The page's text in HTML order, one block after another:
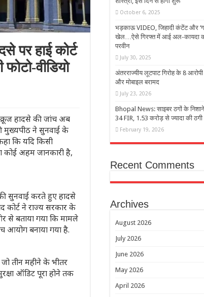
पर हाई कोर्ट
वीडियो
हादसे की जांच अब
मुख्यपीठ ने सुनवाई के
कि यदि किसी
कोई अहम जानकारी है,
सुनवाई करते हुए हादसे
कोर्ट ने राज्य सरकार के
से बताया गया कि मामले
आयोग बनाया गया है.
तीन महीने के भीतर
ऑडिट पूरा होने तक
October 6, 2025
भड़काऊ VIDEO, जिहादी कंटेंट और
खेल…ऐसे गिरफ्त में आई अल-कायदा की
परवीन
July 30, 2025
अंतरराज्यीय लूटपाट गिरोह के 8
और मोबाइल बरामद
July 23, 2026
Bhopal News: साइबर ठगों के
34 FIR, 1.53 करोड़ से ज्यादा की ठगी
February 19, 2026
Recent Comments
Archives
August 2026
July 2026
June 2026
May 2026
April 2026